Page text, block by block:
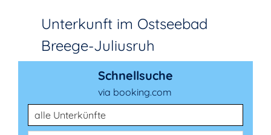
Unterkunft im Ostseebad
Breege-Juliusruh
Schnellsuche
via booking.com
Unterkunftsart